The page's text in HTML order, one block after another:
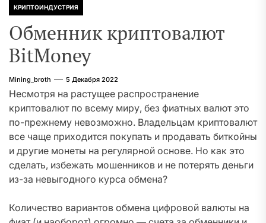
КРИПТОИНДУСТРИЯ
Обменник криптовалют
BitMoney
Mining_broth 5 Декабря 2022
Несмотря на растущее распространение
криптовалют по всему миру, без фиатных валют это
по-прежнему невозможно. Владельцам криптовалют
все чаще приходится покупать и продавать биткойны
и другие монеты на регулярной основе. Но как это
сделать, избежать мошенников и не потерять деньги
из-за невыгодного курса обмена?
Количество вариантов обмена цифровой валюты на